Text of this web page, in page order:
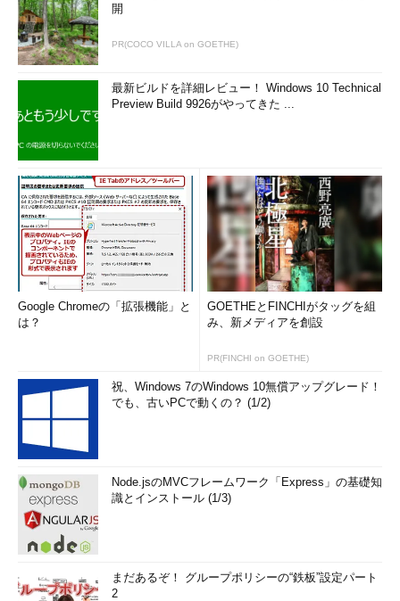
開
PR(COCO VILLA on GOETHE)
最新ビルドを詳細レビュー！ Windows 10 Technical
Preview Build 9926がやってきた ...
Google Chromeの「拡張機能」と
は？
GOETHEとFINCHIがタッグを組
み、新メディアを創設
PR(FINCHI on GOETHE)
祝、Windows 7のWindows 10無償アップグレード！
でも、古いPCで動くの？ (1/2)
Node.jsのMVCフレームワーク「Express」の基礎知
識とインストール (1/3)
まだあるぞ！ グループポリシーの“鉄板”設定パート
2